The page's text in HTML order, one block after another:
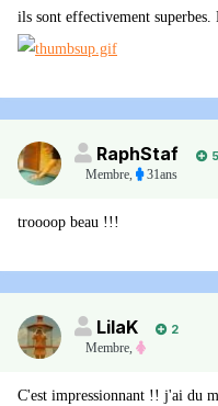
ils sont effectivement
RaphStaf
Membre, 31ans
troooop beau !!!
LilaK
2
Membre,
C'est impressionnant !! j'ai du